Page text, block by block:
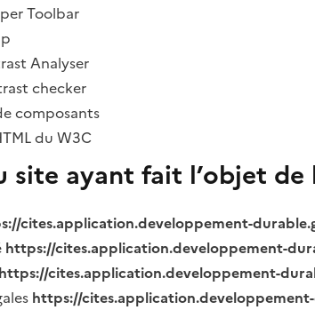
Toolbar
Analyser
checker
composants
du W3C
site ayant fait l’objet
cites.application.developpement-
https://cites.application.developpement-
https://cites.application.developpement-
https://